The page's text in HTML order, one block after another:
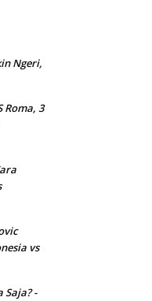
Ngeri,
Roma, 3
vs
Saja? -